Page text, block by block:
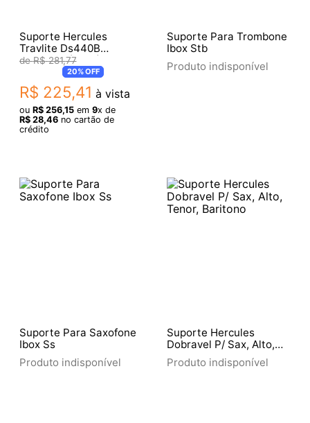
Suporte Hercules
Travlite Ds440B
Clarinete (7142)
R$ 281,77
20%OFF
R$ 225,41 à vista
ou R$ 256,15em 9x de
R$ 28,46no cartão de
crédito
Suporte Para Trombone
Ibox Stb
Produto indisponível
Suporte Para Saxofone
Ibox Ss
Produto indisponível
Suporte Hercules
Dobravel P/ Sax, Alto,
Tenor, Baritono
Produto indisponível